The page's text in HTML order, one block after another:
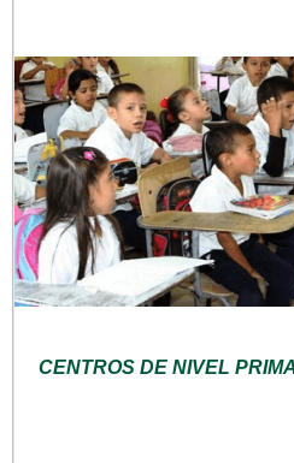
CENTROS DE NIVEL